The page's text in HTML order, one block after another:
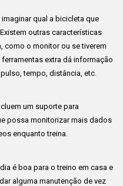
qual a bicicleta que
outras características
como o monitor ou se tiverem
extra dá informação
tempo, distância, etc.
um suporte para
possa monitorizar mais dados
enquanto treina.
é boa para o treino em casa e
alguma manutenção de vez